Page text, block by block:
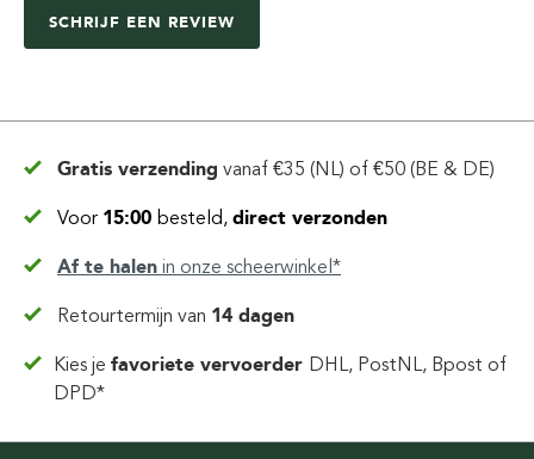
SCHRIJF EEN REVIEW
Gratis verzending vanaf €35 (NL) of €50 (BE & DE)
Voor 15:00 besteld, direct verzonden
Af te halen in onze scheerwinkel*
Retourtermijn van 14 dagen
Kies jefavoriete vervoerder DHL, PostNL, Bpost of
DPD*